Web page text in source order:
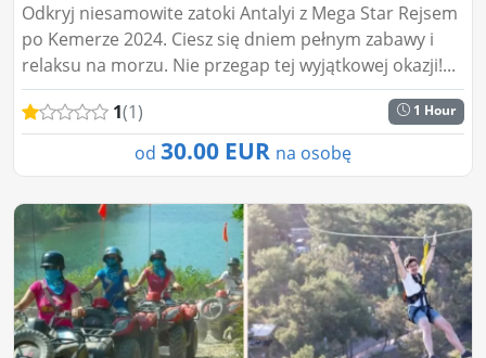
Odkryj niesamowite zatoki Antalyi z Mega Star Rejsem
po Kemerze 2024. Ciesz się dniem pełnym zabawy i
relaksu na morzu. Nie przegap tej wyjątkowej okazji!...
1(1) 1 Hour
od 30.00 EUR na osobę